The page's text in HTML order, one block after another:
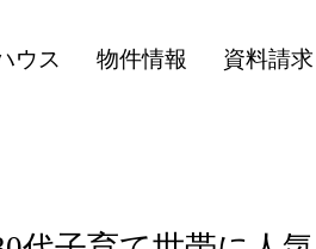
ウス 物件情報 資料請求